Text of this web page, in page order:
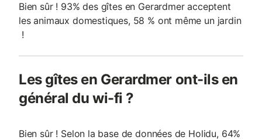
Bien sûr ! 93% des gîtes en Gerardmer acceptent
les animaux domestiques, 58 % ont même un jardin
!
Les gîtes en Gerardmer ont-ils en
général du wi-fi ?
Bien sûr ! Selon la base de données de Holidu, 64%